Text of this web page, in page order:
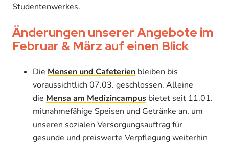
Studentenwerkes.
Änderungen unserer Angebote im
Februar & März auf einen Blick
Die Mensen und Cafeterien bleiben bis
voraussichtlich 07.03. geschlossen. Alleine
die Mensa am Medizincampus bietet seit 11.01.
mitnahmefähige Speisen und Getränke an, um
unseren sozialen Versorgungsauftrag für
gesunde und preiswerte Verpflegung weiterhin